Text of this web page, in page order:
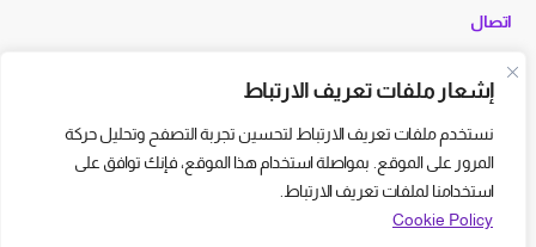
إشعار ملفات تعريف الارتباط
نستخدم ملفات تعريف الارتباط لتحسين تجربة التصفح وتحليل حركة
المرور على الموقع. بمواصلة استخدام هذا الموقع، فإنك توافق على
استخدامنا لملفات تعريف الارتباط.
Cookie Policy
اتصال
hello@cyberx.world